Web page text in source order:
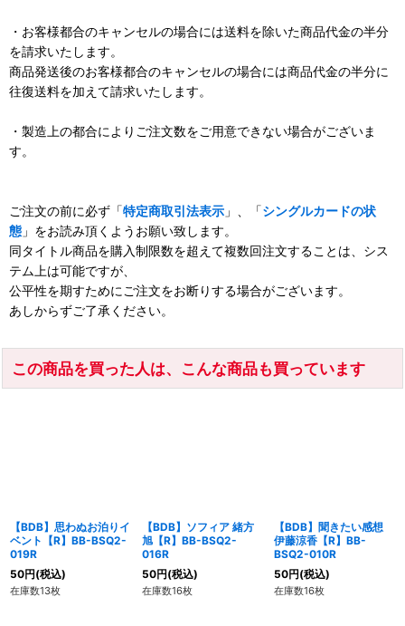
・お客様都合のキャンセルの場合には送料を除いた商品代金の半分
を請求いたします。
商品発送後のお客様都合のキャンセルの場合には商品代金の半分に
往復送料を加えて請求いたします。
・製造上の都合によりご注文数をご用意できない場合がございま
す。
ご注文の前に必ず「特定商取引法表示 」、「シングルカードの状
態 」をお読み頂くようお願い致します。
同タイトル商品を購入制限数を超えて複数回注文することは、シス
テム上は可能ですが、
公平性を期すためにご注文をお断りする場合がございます。
あしからずご了承ください。
この商品を買った人は、こんな商品も買っています
【BDB】思わぬお泊りイ
ベント【R】BB-BSQ2-
019R
50円(税込)
在庫数13枚
【BDB】ソフィア 緒方
旭【R】BB-BSQ2-
016R
50円(税込)
在庫数16枚
【BDB】聞きたい感想
伊藤涼香【R】BB-
BSQ2-010R
50円(税込)
在庫数16枚